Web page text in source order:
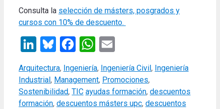
Consulta la selección de másters, posgrados y
cursos con 10% de descuento.
LinkedIn
Bluesky
Facebook
WhatsApp
Categories
Arquitectura, Ingeniería, Ingeniería Civil , Ingeniería
Industrial , Management, Promociones,
Sostenibilidad, TIC Tags
ayudas formación, descuentos
formación, descuentos másters upc, descuentos